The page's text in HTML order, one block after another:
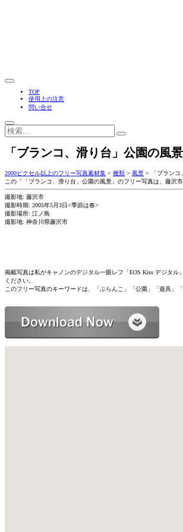
TOP
使用上の注意
問い合せ
「ブランコ、滑り台」公園の風
2000ピクセル以上のフリー写真素材集 > 種類 > 風景 >
「ブラン
この「「ブランコ、滑り台」公園の風景」のフリー写真は、藤沢
撮影地: 藤沢市
撮影時期: 2005年5月3日<季節は春>
撮影場所: 江ノ島
撮影地: 神奈川県藤沢市
掲載写真は私がキャノンのデジタル一眼レフ「EOS Kiss デジタ
ください。
このフリー写真のキーワードは、「ぶらんこ」「公園」「遊具」「